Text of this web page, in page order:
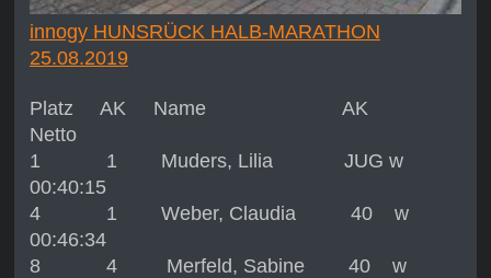
innogy HUNSRÜCK HALB-MARATHON
25.08.2019
Platz AK Name AK
Netto
1 1 Muders, Lilia JUG w
00:40:15
4 1 Weber, Claudia 40 w
00:46:34
8 4 Merfeld, Sabine 40 w